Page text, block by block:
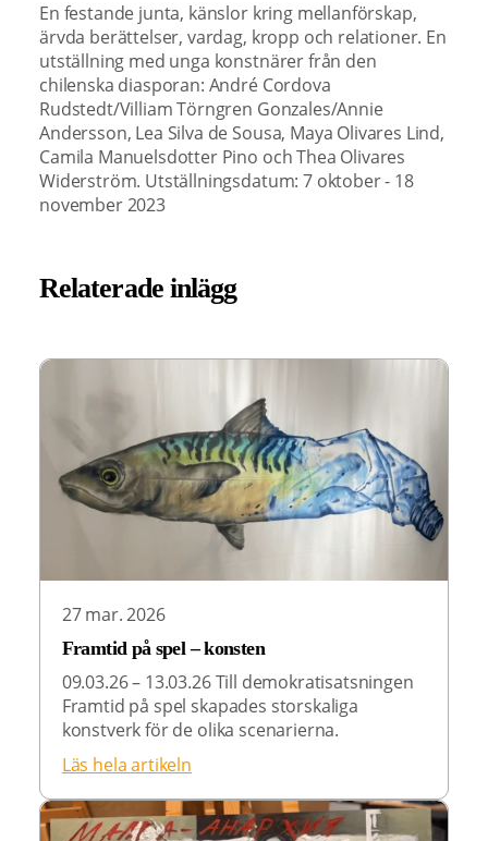
En festande junta, känslor kring mellanförskap,
ärvda berättelser, vardag, kropp och relationer. En
utställning med unga konstnärer från den
chilenska diasporan: André Cordova
Rudstedt/Villiam Törngren Gonzales/Annie
Andersson, Lea Silva de Sousa, Maya Olivares Lind,
Camila Manuelsdotter Pino och Thea Olivares
Widerström. Utställningsdatum: 7 oktober - 18
november 2023
Relaterade inlägg
27 mar. 2026
Framtid på spel – konsten
09.03.26 – 13.03.26 Till demokratisatsningen
Framtid på spel skapades storskaliga
konstverk för de olika scenarierna.
Läs hela artikeln